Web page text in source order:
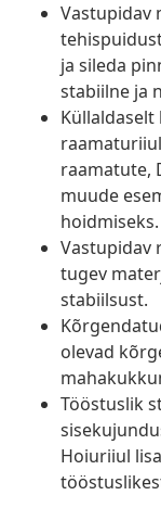
Vastupidav
ja sileda
stabiilne ja
raamatute,
muude
hoidmiseks.
Vastupidav
tugev
stabiilsust.
olevad
Tööstuslik
Hoiuriiul